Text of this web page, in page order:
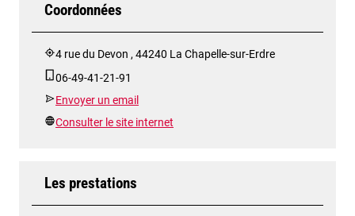
Coordonnées
4 rue du Devon , 44240 La Chapelle-sur-Erdre
06-49-41-21-91
Envoyer un email
Consulter le site internet
Les prestations